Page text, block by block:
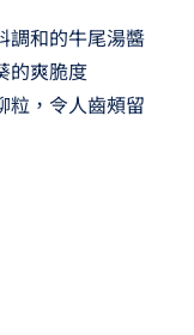
調和的牛尾湯醬
的爽脆度
粒，令人齒頰留